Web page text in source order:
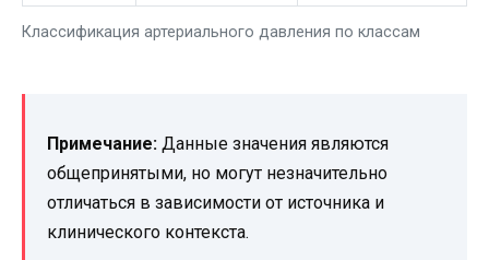
Классификация артериального давления по классам
Примечание: Данные значения являются
общепринятыми, но могут незначительно
отличаться в зависимости от источника и
клинического контекста.